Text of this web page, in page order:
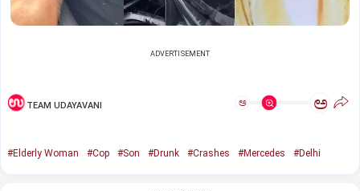
ADVERTISEMENT
TEAM UDAYAVANI ಅ ಅ
#Elderly Woman #Cop #Son #Drunk #Crashes #Mercedes #Delhi